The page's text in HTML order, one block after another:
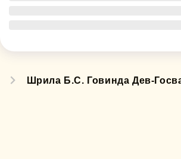
Шрила Б.С. Говинда Дев-